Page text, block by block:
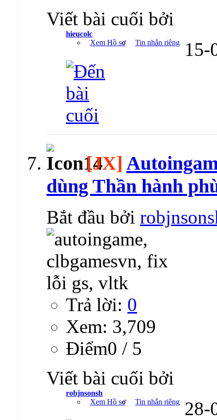
Viết bài cuối bởi
hieucolc
Xem Hồ sơ
Tin nhắn riêng
[JX]
dùng Thần hành
Bắt đầu bởi
Trả lời: 0
Xem: 3,709
Ðiểm0 / 5
Viết bài cuối bởi
robjnsonsh
Xem Hồ sơ
Tin nhắn riêng 28-